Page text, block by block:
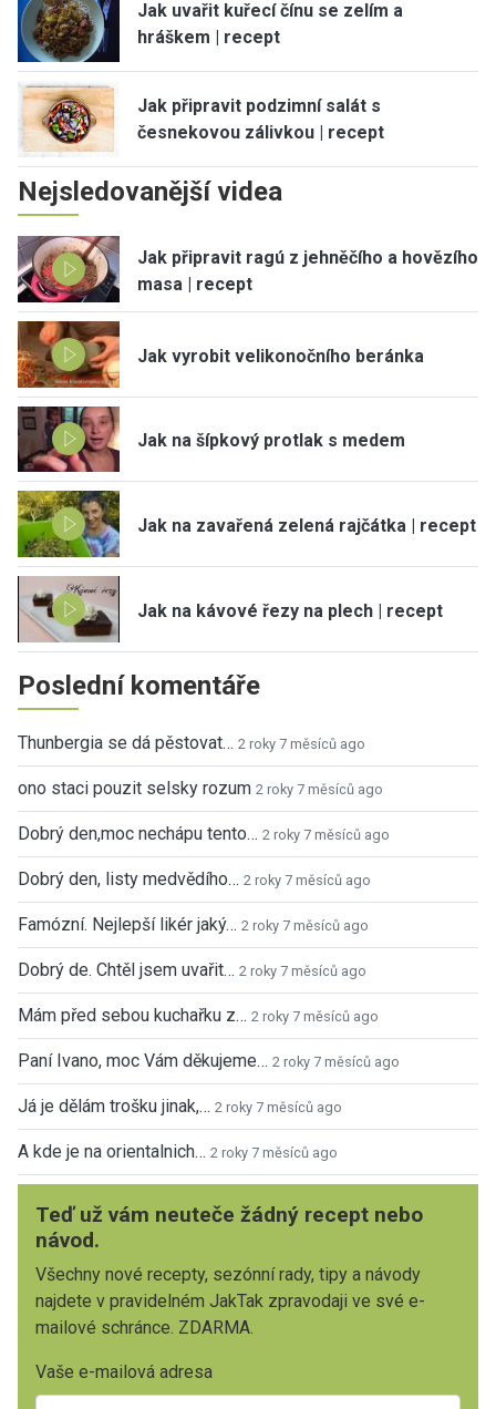
Jak uvařit kuřecí čínu se zelím a
hráškem | recept
Jak připravit podzimní salát s
česnekovou zálivkou | recept
Nejsledovanější videa
Jak připravit ragú z jehněčího a hovězího
masa | recept
Jak vyrobit velikonočního beránka
Jak na šípkový protlak s medem
Jak na zavařená zelená rajčátka | recept
Jak na kávové řezy na plech | recept
Poslední komentáře
Thunbergia se dá pěstovat… 2 roky 7 měsíců ago
ono staci pouzit selsky rozum 2 roky 7 měsíců ago
Dobrý den,moc nechápu tento… 2 roky 7 měsíců ago
Dobrý den, listy medvědího… 2 roky 7 měsíců ago
Famózní. Nejlepší likér jaký… 2 roky 7 měsíců ago
Dobrý de. Chtěl jsem uvařit… 2 roky 7 měsíců ago
Mám před sebou kuchařku z… 2 roky 7 měsíců ago
Paní Ivano, moc Vám děkujeme… 2 roky 7 měsíců ago
Já je dělám trošku jinak,… 2 roky 7 měsíců ago
A kde je na orientalnich… 2 roky 7 měsíců ago
Teď už vám neuteče žádný recept nebo
návod.
Všechny nové recepty, sezónní rady, tipy a návody
najdete v pravidelném JakTak zpravodaji ve své e-
mailové schránce. ZDARMA.
Vaše e-mailová adresa